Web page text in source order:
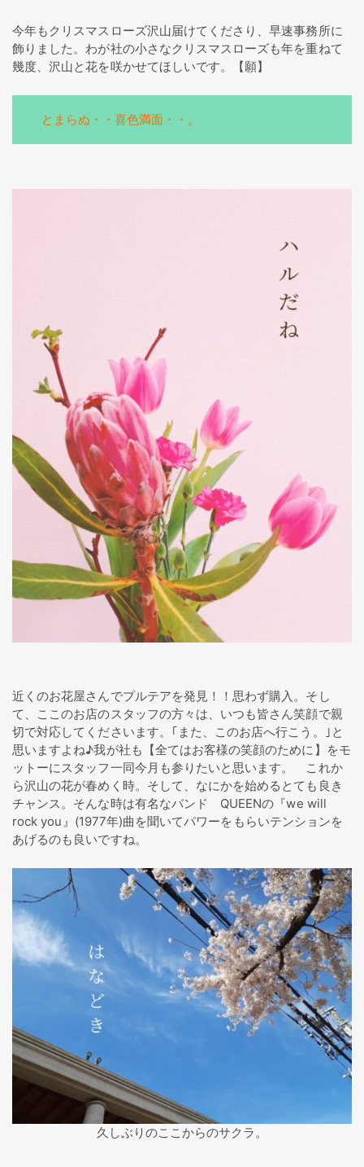
今年もクリスマスローズ沢山届けてくださり、早速事務所に
飾りました。わが社の小さなクリスマスローズも年を重ねて
幾度、沢山と花を咲かせてほしいです。【願】
とまらぬ・・喜色満面・・。
近くのお花屋さんでプルテアを発見！！思わず購入。そし
て、ここのお店のスタッフの方々は、いつも皆さん笑顔で親
切で対応してくださいます。｢また、このお店へ行こう。｣と
思いますよね♪我が社も【全てはお客様の笑顔のために】をモ
ットーにスタッフ一同今月も参りたいと思います。 これか
ら沢山の花が春めく時。そして、なにかを始めるとても良き
チャンス。そんな時は有名なバンド QUEENの『we will
rock you』(1977年)曲を聞いてパワーをもらいテンションを
あげるのも良いですね。
久しぶりのここからのサクラ。